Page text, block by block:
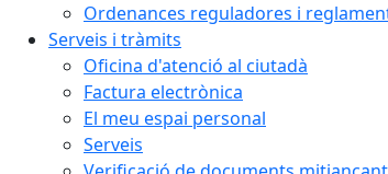
Ordenances reguladores i
Serveis i tràmits
Oficina d'atenció al ciutadà
Factura electrònica
El meu espai personal
Serveis